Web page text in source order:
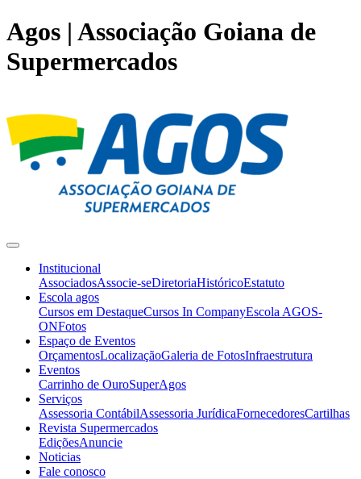
Agos | Associação Goiana de
Supermercados
Institucional
AssociadosAssocie-seDiretoriaHistóricoEstatuto
Escola agos
Cursos em DestaqueCursos In CompanyEscola AGOS-
ONFotos
Espaço de Eventos
OrçamentosLocalizaçãoGaleria de FotosInfraestrutura
Eventos
Carrinho de OuroSuperAgos
Serviços
Assessoria ContábilAssessoria JurídicaFornecedoresCartilhas
Revista Supermercados
EdiçõesAnuncie
Noticias
Fale conosco